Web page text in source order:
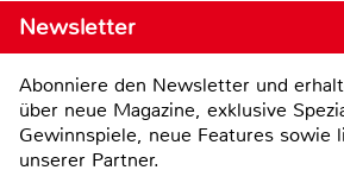
Newsletter
Abonniere den Newsletter und
über neue Magazine, exklusive
Gewinnspiele, neue Features sowie
unserer Partner.